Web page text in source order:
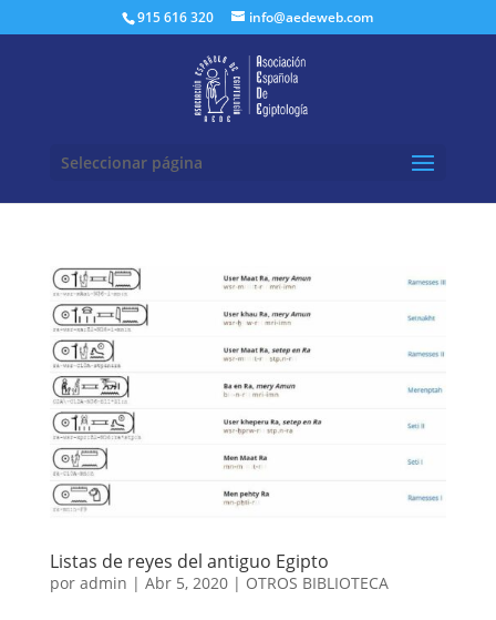
915 616 320 info@aedeweb.com
Seleccionar página
Listas de reyes del antiguo Egipto
por admin | Abr 5, 2020| OTROS BIBLIOTECA